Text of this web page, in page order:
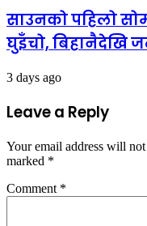
साउनको पहिलो
घुइँचो, बिहानैदेखि
3 days ago
Leave a Reply
Your email address will
marked *
Comment *